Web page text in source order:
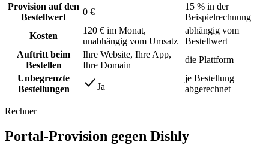
Provision auf den
Bestellwert
0 €
15 % in der
Beispielrechnung
Kosten
120 € im Monat,
unabhängig vom Umsatz
abhängig vom
Bestellwert
Auftritt beim
Bestellen
Ihre Website, Ihre App,
Ihre Domain
die Plattform
Unbegrenzte
Bestellungen
Ja
je Bestellung
abgerechnet
Rechner
Portal-Provision gegen Dishly